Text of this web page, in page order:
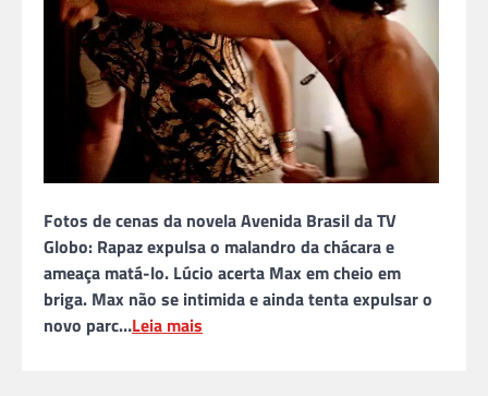
Fotos de cenas da novela Avenida Brasil da TV
Globo: Rapaz expulsa o malandro da chácara e
ameaça matá-lo. Lúcio acerta Max em cheio em
briga. Max não se intimida e ainda tenta expulsar o
novo parc…Leia mais